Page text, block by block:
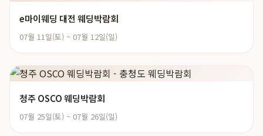
e마이웨딩 대전 웨딩박람회
07월 11일(토) ~ 07월 12일(일)
청주 OSCO 웨딩박람회
07월 25일(토) ~ 07월 26일(일)